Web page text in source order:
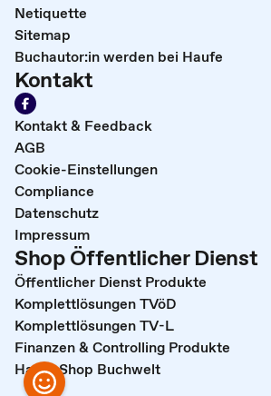
Netiquette
Sitemap
Buchautor:in werden bei Haufe
Kontakt
Kontakt & Feedback
AGB
Cookie-Einstellungen
Compliance
Datenschutz
Impressum
Shop Öffentlicher Dienst
Öffentlicher Dienst Produkte
Komplettlösungen TVöD
Komplettlösungen TV-L
Finanzen & Controlling Produkte
Haufe Shop Buchwelt